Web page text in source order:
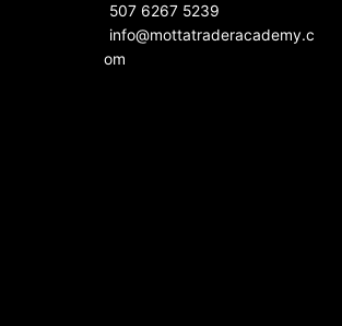
507 6267 5239
info@mottatraderacademy.c
om